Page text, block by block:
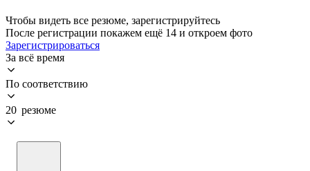
Чтобы видеть все резюме, зарегистрируйтесь
После регистрации покажем ещё 14 и откроем фото
Зарегистрироваться
За всё время
По соответствию
20 резюме